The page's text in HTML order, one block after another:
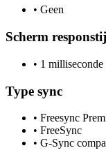
• Geen
Scherm
• 1 milliseconde
Type sync
• Freesync
• FreeSync
• G-Sync